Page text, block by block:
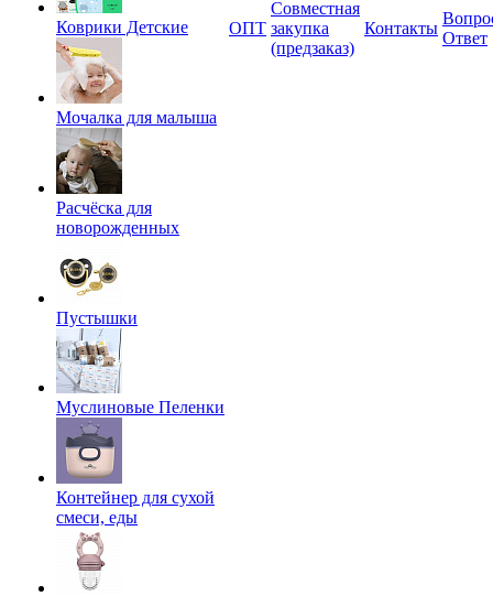
Коврики Детские
Мочалка для малыша
Расчёска для
новорожденных
Пустышки
Муслиновые Пеленки
Контейнер для сухой
смеси, еды
ОПТ
Совместная
закупка
(предзаказ)
Контакты
Ответ